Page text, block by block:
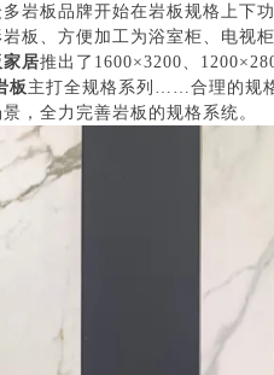
岩板品牌开始在岩板规格上下
板、方便加工为浴室柜、电视
居推出了1600×3200、
板 主打全规格系列……合理的规
，全力完善岩板的规格系统。